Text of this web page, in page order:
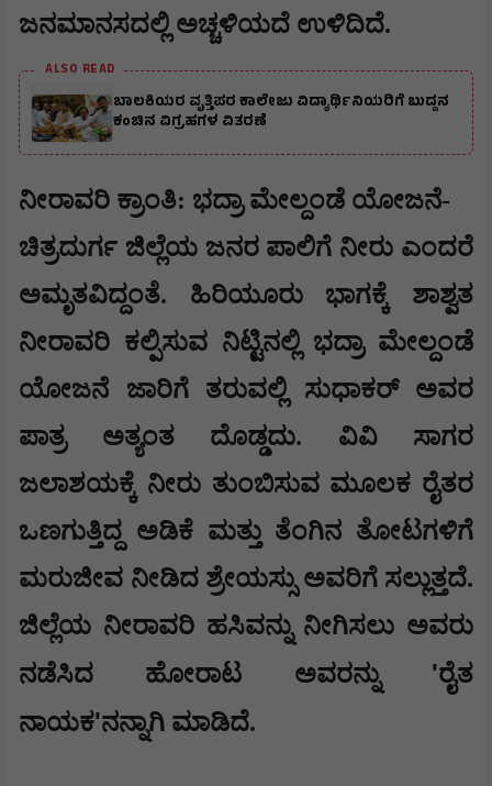
ಜನಮಾನಸದಲ್ಲಿ ಅಚ್ಚಳಿಯದೆ ಉಳಿದಿದೆ.
ALSO READ
ಬಾಲಕಿಯರ ವೃತ್ತಿಪರ ಕಾಲೇಜು ವಿದ್ಯಾರ್ಥಿನಿಯರಿಗೆ ಬುದ್ದನ
ಕಂಚಿನ ವಿಗ್ರಹಗಳ ವಿತರಣೆ
ನೀರಾವರಿ ಕ್ರಾಂತಿ: ಭದ್ರಾ ಮೇಲ್ದಂಡೆ ಯೋಜನೆ-
ಚಿತ್ರದುರ್ಗ ಜಿಲ್ಲೆಯ ಜನರ ಪಾಲಿಗೆ ನೀರು ಎಂದರೆ
ಅಮೃತವಿದ್ದಂತೆ. ಹಿರಿಯೂರು ಭಾಗಕ್ಕೆ ಶಾಶ್ವತ
ನೀರಾವರಿ ಕಲ್ಪಿಸುವ ನಿಟ್ಟಿನಲ್ಲಿ ಭದ್ರಾ ಮೇಲ್ದಂಡೆ
ಯೋಜನೆ ಜಾರಿಗೆ ತರುವಲ್ಲಿ ಸುಧಾಕರ್ ಅವರ
ಪಾತ್ರ ಅತ್ಯಂತ ದೊಡ್ಡದು. ವಿವಿ ಸಾಗರ
ಜಲಾಶಯಕ್ಕೆ ನೀರು ತುಂಬಿಸುವ ಮೂಲಕ ರೈತರ
ಒಣಗುತ್ತಿದ್ದ ಅಡಿಕೆ ಮತ್ತು ತೆಂಗಿನ ತೋಟಗಳಿಗೆ
ಮರುಜೀವ ನೀಡಿದ ಶ್ರೇಯಸ್ಸು ಅವರಿಗೆ ಸಲ್ಲುತ್ತದೆ.
ಜಿಲ್ಲೆಯ ನೀರಾವರಿ ಹಸಿವನ್ನು ನೀಗಿಸಲು ಅವರು
ನಡೆಸಿದ ಹೋರಾಟ ಅವರನ್ನು 'ರೈತ
ನಾಯಕ'ನನ್ನಾಗಿ ಮಾಡಿದೆ.